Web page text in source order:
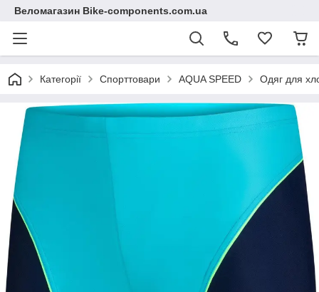
Веломагазин Bike-components.com.ua
Категорії Спорттовари AQUA SPEED Одяг для